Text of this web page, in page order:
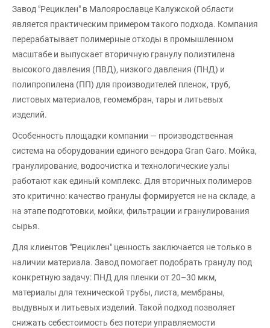
Завод "Рециклен" в Малоярославце Калужской области
является практическим примером такого подхода. Компания
перерабатывает полимерные отходы в промышленном
масштабе и выпускает вторичную гранулу полиэтилена
высокого давления (ПВД), низкого давления (ПНД) и
полипропилена (ПП) для производителей пленок, труб,
листовых материалов, геомембран, тары и литьевых
изделий.
Особенность площадки компании — производственная
система на оборудовании единого вендора Gran Garo. Мойка,
гранулирование, водоочистка и технологические узлы
работают как единый комплекс. Для вторичных полимеров
это критично: качество гранулы формируется не на складе, а
на этапе подготовки, мойки, фильтрации и гранулирования
сырья.
Для клиентов "Рециклен" ценность заключается не только в
наличии материала. Завод помогает подобрать гранулу под
конкретную задачу: ПНД для пленки от 20–30 мкм,
материалы для технической трубы, листа, мембраны,
выдувных и литьевых изделий. Такой подход позволяет
снижать себестоимость без потери управляемости